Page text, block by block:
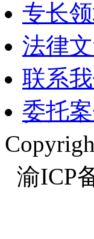
专长
法律
联系
委托
渝ICP